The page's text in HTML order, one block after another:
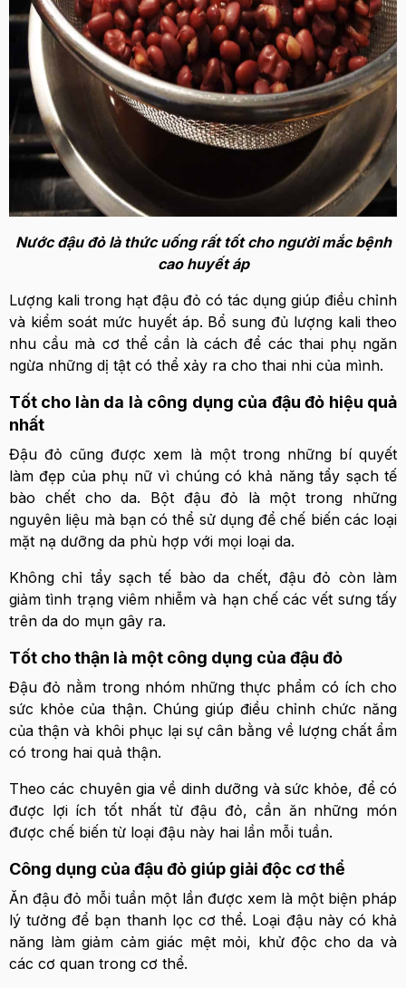
Nước đậu đỏ là thức uống rất tốt cho người mắc bệnh
cao huyết áp
Lượng kali trong hạt đậu đỏ có tác dụng giúp điều chỉnh
và kiểm soát mức huyết áp. Bổ sung đủ lượng kali theo
nhu cầu mà cơ thể cần là cách để các thai phụ ngăn
ngừa những dị tật có thể xảy ra cho thai nhi của mình.
Tốt cho làn da là công dụng của đậu đỏ hiệu quả
nhất
Đậu đỏ cũng được xem là một trong những bí quyết
làm đẹp của phụ nữ vì chúng có khả năng tẩy sạch tế
bào chết cho da. Bột đậu đỏ là một trong những
nguyên liệu mà bạn có thể sử dụng để chế biến các loại
mặt nạ dưỡng da phù hợp với mọi loại da.
Không chỉ tẩy sạch tế bào da chết, đậu đỏ còn làm
giảm tình trạng viêm nhiễm và hạn chế các vết sưng tấy
trên da do mụn gây ra.
Tốt cho thận là một công dụng của đậu đỏ
Đậu đỏ nằm trong nhóm những thực phẩm có ích cho
sức khỏe của thận. Chúng giúp điều chỉnh chức năng
của thận và khôi phục lại sự cân bằng về lượng chất ẩm
có trong hai quả thận.
Theo các chuyên gia về dinh dưỡng và sức khỏe, để có
được lợi ích tốt nhất từ đậu đỏ, cần ăn những món
được chế biến từ loại đậu này hai lần mỗi tuần.
Công dụng của đậu đỏ giúp giải độc cơ thể
Ăn đậu đỏ mỗi tuần một lần được xem là một biện pháp
lý tưởng để bạn thanh lọc cơ thể. Loại đậu này có khả
năng làm giảm cảm giác mệt mỏi, khử độc cho da và
các cơ quan trong cơ thể.